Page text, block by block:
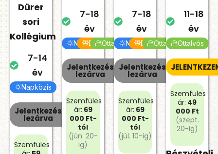
Dürer
sori
Kollégium
7-14
év
Napközis
Jelentkezés
lezárva
Szemfüles
7-18
év
Napközis
BejárósOttalvós
Jelentkezés
lezárva
Szemfüles
ár: 69
000 Ft-
tól
(jún. 20-
ig)
7-18
év
Napközis
BejárósOttalvós
Jelentkezés
lezárva
Szemfüles
ár: 69
000 Ft-
tól
(júl. 10-ig)
11-18
év
Ottalvós
Szemfüles
ár: 49
000 Ft
(szept.
20-ig)